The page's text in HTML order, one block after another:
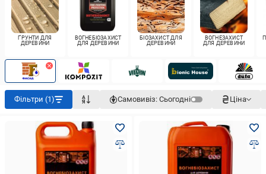
ҐРУНТИ ДЛЯ
ДЕРЕВИНИ
ВОГНЕБІОЗАХИСТ
ДЛЯ ДЕРЕВИНИ
БІОЗАХИСТ ДЛЯ
ДЕРЕВИНИ
ВОГНЕЗАХИСТ
ДЛЯ ДЕРЕВИНИ
Фільтри (1) Самовивіз: Сьогодні Ціна